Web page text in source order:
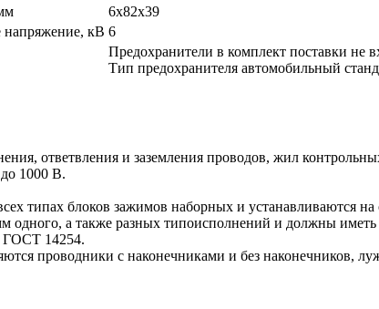
6х82х39
напряжение, кВ 6
Предохранители в комплект поставки не
Тип предохранителя автомобильный
ответвления и заземления проводов, жил
1000 В.
типах блоков зажимов наборных и устанавливаются
одного, а также разных типоисполнений и должны
ГОСТ 14254.
проводники с наконечниками и без наконечников,